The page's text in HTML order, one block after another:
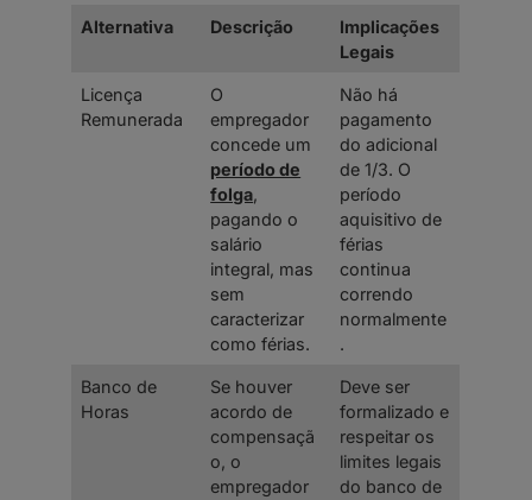
Alternativa Descrição
Implicações
Legais
Licença
Remunerada
O
empregador
concede um
período de
folga,
pagando o
salário
integral, mas
sem
caracterizar
como férias.
Não há
pagamento
do adicional
de 1/3. O
período
aquisitivo de
férias
continua
correndo
normalmente
.
Banco de
Horas
Se houver
acordo de
compensaçã
o, o
empregador
Deve ser
formalizado e
respeitar os
limites legais
do banco de